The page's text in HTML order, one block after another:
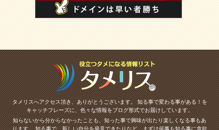
タメリスへアクセス頂き、ありがとうございます。知る事で変わる事がある！を
キャッチフレーズに、色々な情報をブログ形式でお届けしています。
知らないから分からなかったことも、知った事で興味が出たり楽しくなる事もあ
ります。知る事で、新しい自分を発見できたりなど、まずは何事も知る事に貪欲